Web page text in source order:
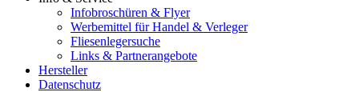
Infobroschüren & Flyer
Werbemittel für Handel & Verleger
Fliesenlegersuche
Links & Partnerangebote
Hersteller
Datenschutz